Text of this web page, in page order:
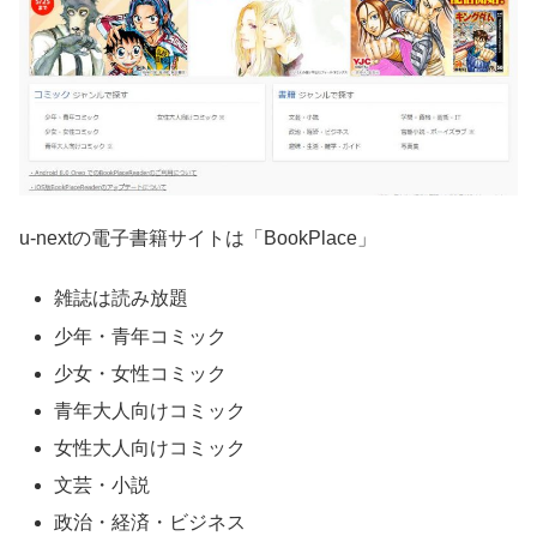
u-nextの電子書籍サイトは「BookPlace」
雑誌は読み放題
少年・青年コミック
少女・女性コミック
青年大人向けコミック
女性大人向けコミック
文芸・小説
政治・経済・ビジネス